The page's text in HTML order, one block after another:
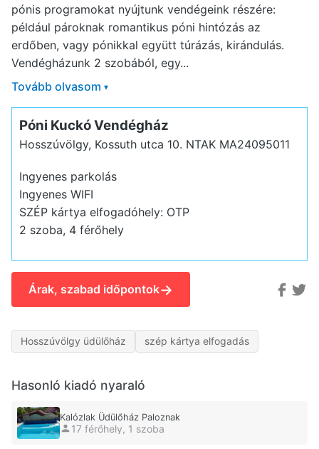
pónis programokat nyújtunk vendégeink részére:
például pároknak romantikus póni hintózás az
erdőben, vagy pónikkal együtt túrázás, kirándulás.
Vendégházunk 2 szobából, egy...
Tovább olvasom ▾
Póni Kuckó Vendégház
Hosszúvölgy, Kossuth utca 10. NTAK MA24095011
Ingyenes parkolás
Ingyenes WIFI
SZÉP kártya elfogadóhely: OTP
2 szoba, 4 férőhely
Árak, szabad időpontok→
Hosszúvölgy üdülőház szép kártya elfogadás
Hasonló kiadó nyaraló
Kalózlak Üdülőház Paloznak
17 férőhely, 1 szoba